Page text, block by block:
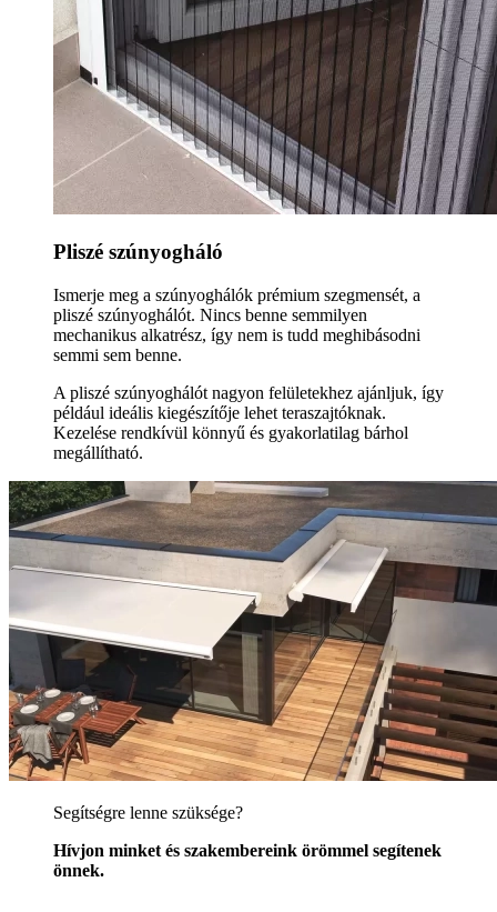
Pliszé szúnyogháló
Ismerje meg a szúnyoghálók prémium szegmensét, a
pliszé szúnyoghálót. Nincs benne semmilyen
mechanikus alkatrész, így nem is tudd meghibásodni
semmi sem benne.
A pliszé szúnyoghálót nagyon felületekhez ajánljuk, így
például ideális kiegészítője lehet teraszajtóknak.
Kezelése rendkívül könnyű és gyakorlatilag bárhol
megállítható.
Segítségre lenne szüksége?
Hívjon minket és szakembereink örömmel segítenek
önnek.